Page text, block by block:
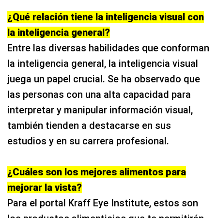
¿Qué relación tiene la inteligencia visual con
la inteligencia general?
Entre las diversas habilidades que conforman
la inteligencia general, la inteligencia visual
juega un papel crucial. Se ha observado que
las personas con una alta capacidad para
interpretar y manipular información visual,
también tienden a destacarse en sus
¿Cuáles son los mejores alimentos para
mejorar la vista?
Para el portal Kraff Eye Institute, estos son
los productos alimenticios que te permitirán